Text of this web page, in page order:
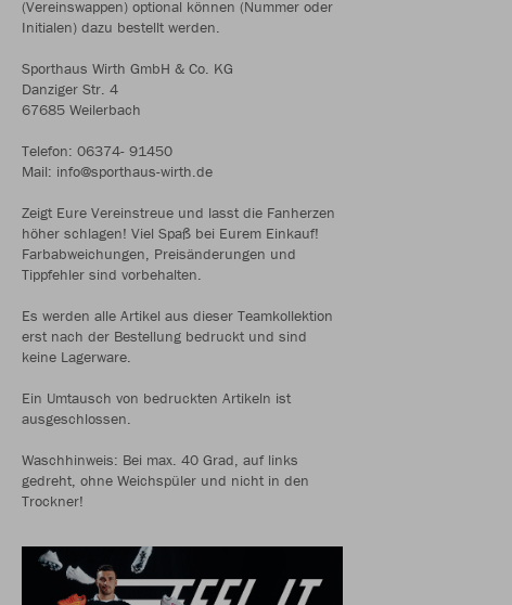
(Vereinswappen) optional können (Nummer oder
Initialen) dazu bestellt werden.
Sporthaus Wirth GmbH & Co. KG
Danziger Str. 4
67685 Weilerbach
Telefon: 06374- 91450
Mail: info@sporthaus-wirth.de
Zeigt Eure Vereinstreue und lasst die Fanherzen
höher schlagen! Viel Spaß bei Eurem Einkauf!
Farbabweichungen, Preisänderungen und
Tippfehler sind vorbehalten.
Es werden alle Artikel aus dieser Teamkollektion
erst nach der Bestellung bedruckt und sind
keine Lagerware.
Ein Umtausch von bedruckten Artikeln ist
ausgeschlossen.
Waschhinweis: Bei max. 40 Grad, auf links
gedreht, ohne Weichspüler und nicht in den
Trockner!